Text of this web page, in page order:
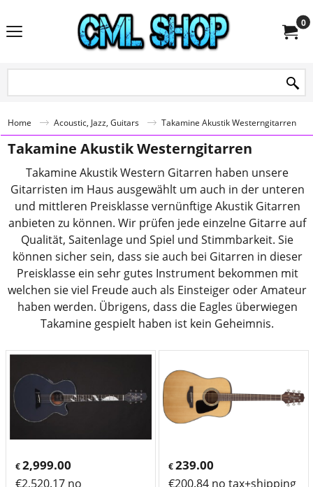
0
Home Acoustic, Jazz, Guitars Takamine Akustik Westerngitarren
Takamine Akustik Westerngitarren
Takamine Akustik Western Gitarren haben unsere
Gitarristen im Haus ausgewählt um auch in der unteren
und mittleren Preisklasse vernünftige Akustik Gitarren
anbieten zu können. Wir prüfen jede einzelne Gitarre auf
Qualität, Saitenlage und Spiel und Stimmbarkeit. Sie
können sicher sein, dass sie auch bei Gitarren in dieser
Preisklasse ein sehr gutes Instrument bekommen mit
welchen sie viel Freude auch als Einsteiger oder Amateur
haben werden. Übrigens, dass die Eagles überwiegen
Takamine gespielt haben ist kein Geheimnis.
€2,999.00
€2,520.17 no
€239.00
€200.84 no tax+shipping